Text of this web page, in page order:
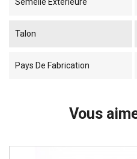
Semelle Extérieure
Talon
Pays De Fabrication
Vous